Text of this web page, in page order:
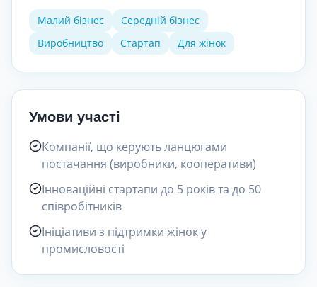
Малий бізнес
Середній бізнес
Виробництво
Стартап Для жінок
Умови участі
Компанії, що керують ланцюгами
постачання (виробники, кооперативи)
Інноваційні стартапи до 5 років та до 50
співробітників
Ініціативи з підтримки жінок у
промисловості